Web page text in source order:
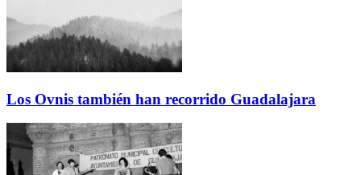
Los Ovnis también han recorrido Guadalajara